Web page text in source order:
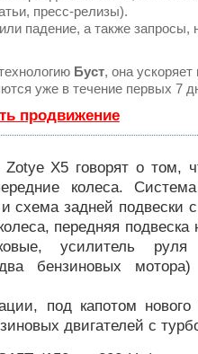
пресс-релизы).
падение, а также запросы,
Буст, она
уже в течение первых 7
продвижение
X5 говорят о том,
колеса.
схема задней подвески
передняя
усилитель
бензиновых
под капотом нового
двигателей с